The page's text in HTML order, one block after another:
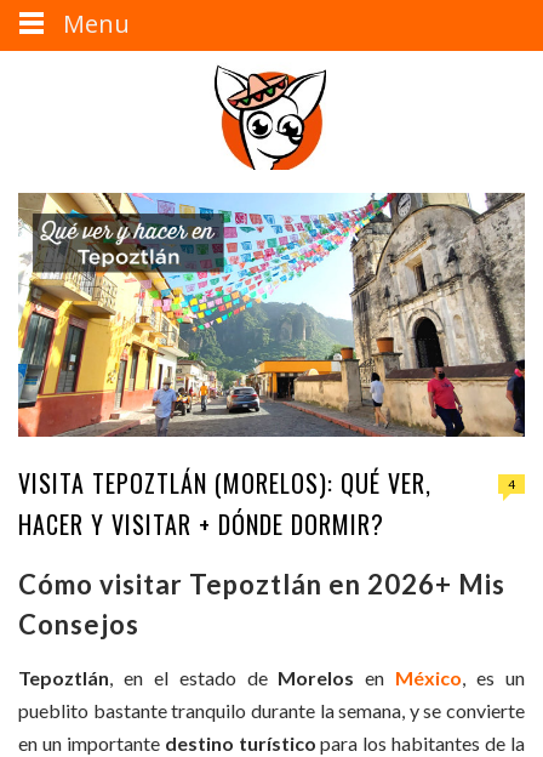
VISITA TEPOZTLÁN (MORELOS): QUÉ VER,
HACER Y VISITAR + DÓNDE DORMIR?
4
Cómo visitar Tepoztlán en 2026+ Mis
Consejos
Tepoztlán, en el estado de Morelos en México, es un
pueblito bastante tranquilo durante la semana, y se convierte
en un importante destino turístico para los habitantes de la
Menu